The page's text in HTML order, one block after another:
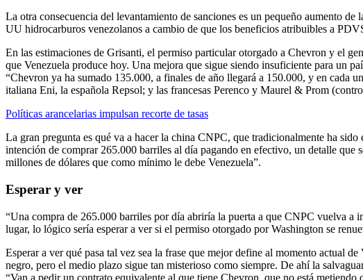
La otra consecuencia del levantamiento de sanciones es un pequeño aumento
UU hidrocarburos venezolanos a cambio de que los beneficios atribuibles a
En las estimaciones de Grisanti, el permiso particular otorgado a Chevron y el
que Venezuela produce hoy. Una mejora que sigue siendo insuficiente para un
“Chevron ya ha sumado 135.000, a finales de año llegará a 150.000, y en cada
italiana Eni, la española Repsol; y las francesas Perenco y Maurel & Prom
Políticas arancelarias impulsan recorte de tasas
La gran pregunta es qué va a hacer la china CNPC, que tradicionalmente ha
intención de comprar 265.000 barriles al día pagando en efectivo, un detalle
millones de dólares que como mínimo le debe Venezuela”.
Esperar y ver
“Una compra de 265.000 barriles por día abriría la puerta a que CNPC vuelva
lugar, lo lógico sería esperar a ver si el permiso otorgado por Washington se
Esperar a ver qué pasa tal vez sea la frase que mejor define al momento actual
negro, pero el medio plazo sigue tan misterioso como siempre. De ahí la
“Van a pedir un contrato equivalente al que tiene Chevron, que no está